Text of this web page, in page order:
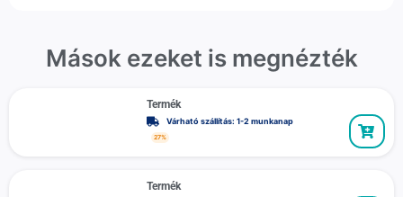
Mások ezeket is megnézték
Termék
Várható szállítás: 1-2 munkanap
27%
Termék